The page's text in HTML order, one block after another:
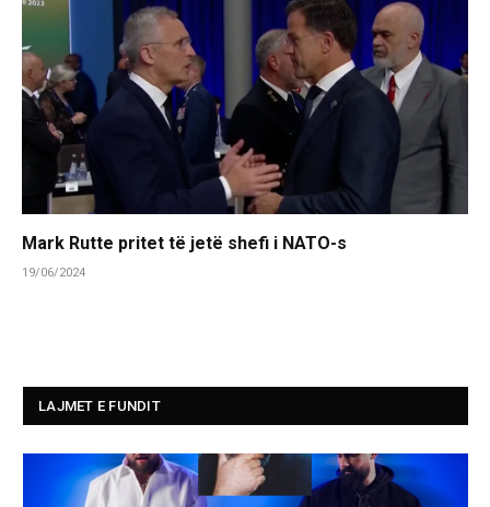
Mark Rutte pritet të jetë shefi i NATO-s
19/06/2024
LAJMET E FUNDIT